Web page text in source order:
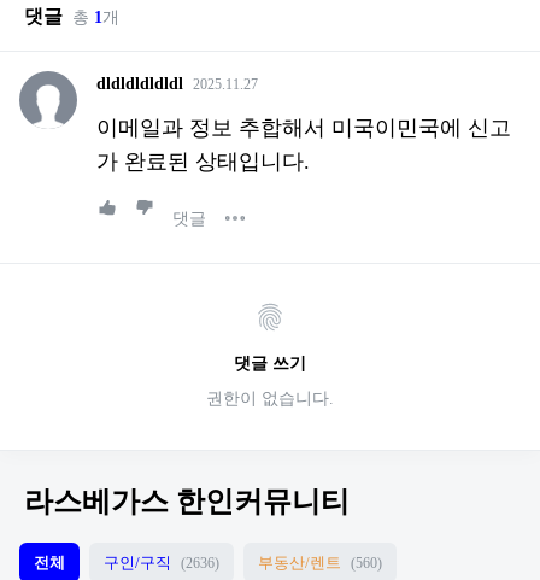
댓글 총 1 개
dldldldldldl 2025.11.27
이메일과 정보 추합해서 미국이민국에 신고
가 완료된 상태입니다.
댓글
댓글 쓰기
권한이 없습니다.
라스베가스 한인커뮤니티
전체 구인/구직 (2636) 부동산/렌트 (560)